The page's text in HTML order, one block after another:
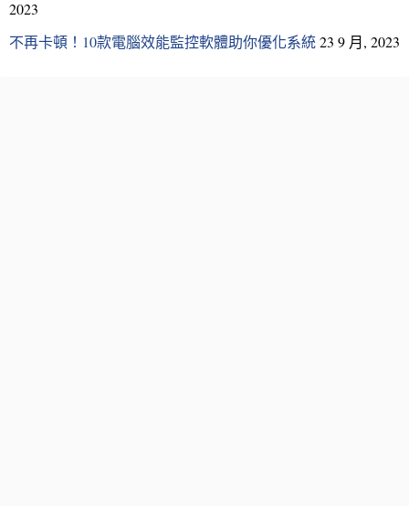
2023
不再卡頓！10款電腦效能監控軟體助你優化系統23 9 月, 2023